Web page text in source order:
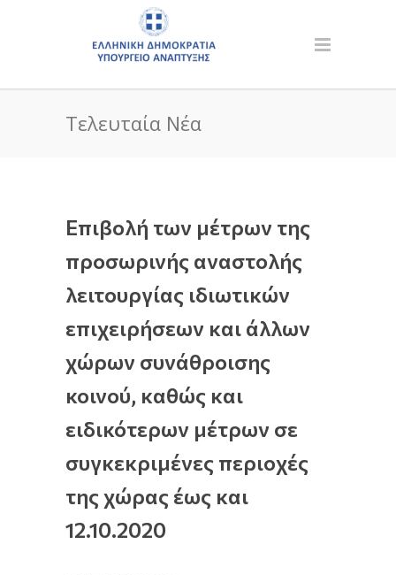
Τελευταία Νέα
Επιβολή των μέτρων της
προσωρινής αναστολής
λειτουργίας ιδιωτικών
επιχειρήσεων και άλλων
χώρων συνάθροισης
κοινού, καθώς και
ειδικότερων μέτρων σε
συγκεκριμένες περιοχές
της χώρας έως και
12.10.2020